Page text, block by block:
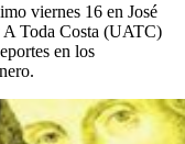
viernes 16 en José
A Toda Costa (UATC)
en los